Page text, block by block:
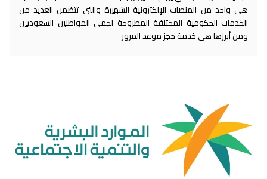
هي واحد من المنصات الإلكترونية الشهيرة والتي تتضمن العديد من
الخدمات الحكومية المختلفة المطروحة لجمي المواطنين السعوديين
ومن أبرزها هي خدمة حجز موعد المرور